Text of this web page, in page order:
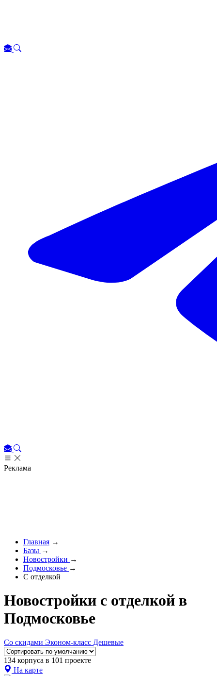
Реклама
Главная →
Базы →
Новостройки →
Подмосковье →
С отделкой
Новостройки с отделкой в
Подмосковье
Со скидами Эконом-класс Дешевые
134 корпуса в 101 проекте
На карте